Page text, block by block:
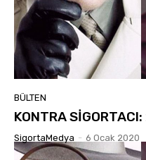
BÜLTEN
KONTRA
SigortaMedya - 6 Ocak 2020